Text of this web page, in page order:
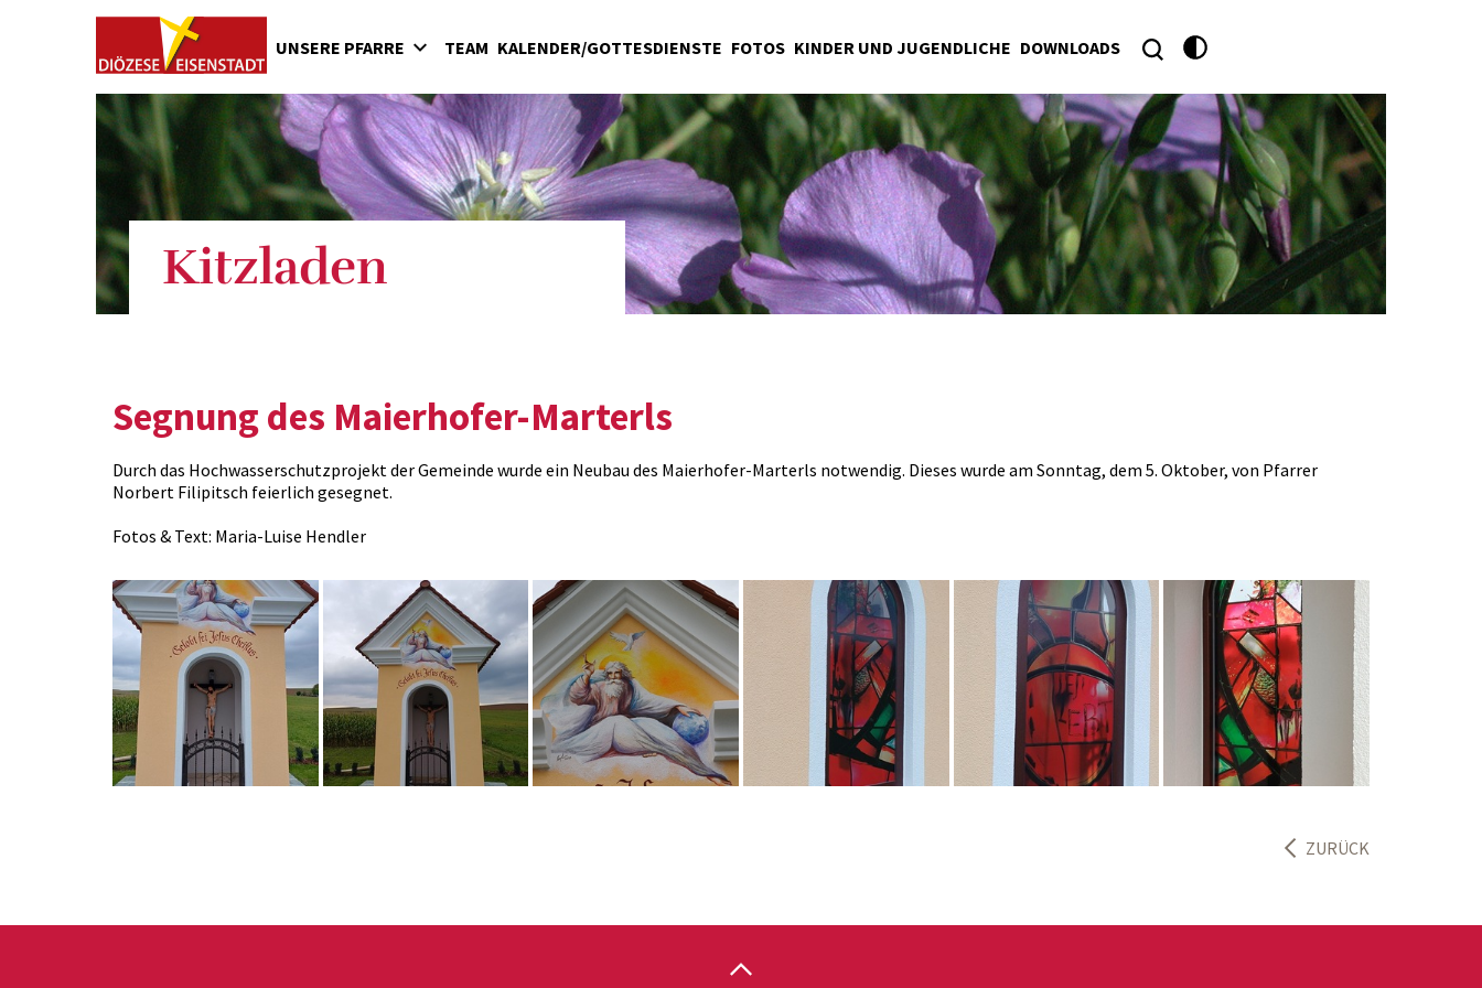
UNSERE PFARRE
Geschichte der Pfarre
TEAM KALENDER/GOTTESDIENSTE FOTOS KINDER UND JUGENDLICHE DOWNLOADS
Kitzladen
Segnung des Maierhofer-Marterls
Durch das Hochwasserschutzprojekt der Gemeinde wurde ein Neubau des Maierhofer-Marterls notwendig. Dieses wurde am Sonntag, dem 5. Oktober, von Pfarrer
Norbert Filipitsch feierlich gesegnet.
Fotos & Text: Maria-Luise Hendler
ZURÜCK